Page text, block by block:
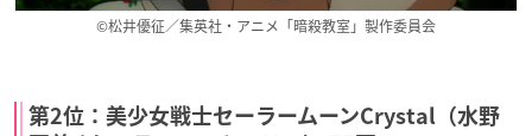
©松井優征／集英社・アニメ「暗殺教室」製作委員会
第2位：美少女戦士セーラームーンCrystal（水野